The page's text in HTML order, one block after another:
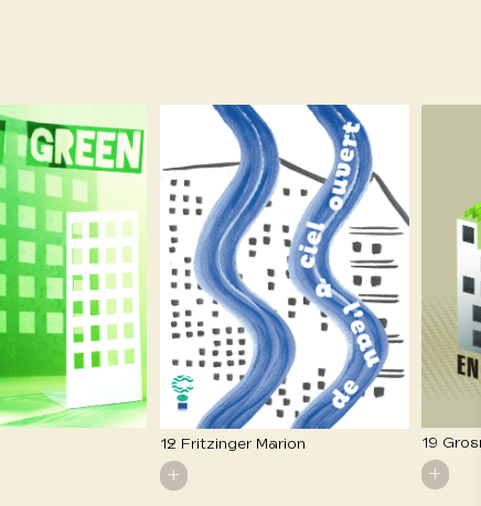
12 Fritzinger Marion
+
19
+